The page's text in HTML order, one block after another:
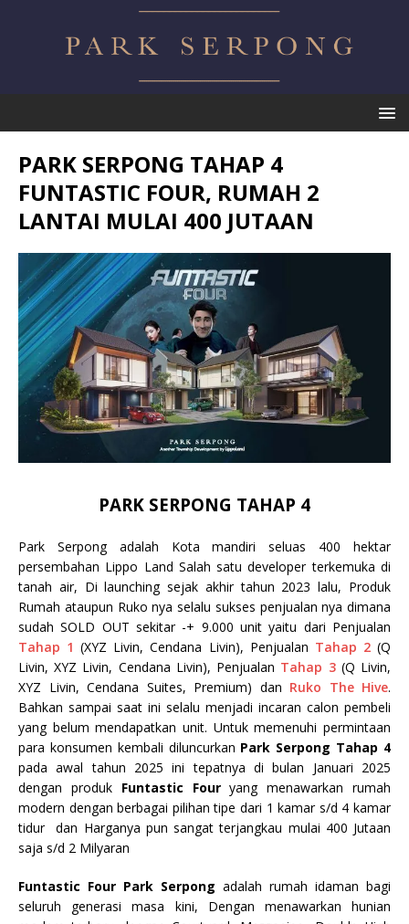
PARK SERPONG TAHAP 4
FUNTASTIC FOUR, RUMAH 2
LANTAI MULAI 400 JUTAAN
PARK SERPONG TAHAP 4
Park Serpong adalah Kota mandiri seluas 400 hektar
persembahan Lippo Land Salah satu developer terkemuka di
tanah air, Di launching sejak akhir tahun 2023 lalu, Produk
Rumah ataupun Ruko nya selalu sukses penjualan nya dimana
sudah SOLD OUT sekitar -+ 9.000 unit yaitu dari Penjualan
Tahap 1 (XYZ Livin, Cendana Livin), Penjualan Tahap 2(Q
Livin, XYZ Livin, Cendana Livin), Penjualan Tahap 3(Q Livin,
XYZ Livin, Cendana Suites, Premium) dan Ruko The Hive.
Bahkan sampai saat ini selalu menjadi incaran calon pembeli
yang belum mendapatkan unit. Untuk memenuhi permintaan
para konsumen kembali diluncurkan Park Serpong Tahap 4
pada awal tahun 2025 ini tepatnya di bulan Januari 2025
dengan produk Funtastic Fouryang menawarkan rumah
modern dengan berbagai pilihan tipe dari 1 kamar s/d 4 kamar
tidur dan Harganya pun sangat terjangkau mulai 400 Jutaan
saja s/d 2 Milyaran
Funtastic Four Park Serpong adalah rumah idaman bagi
seluruh generasi masa kini, Dengan menawarkan hunian